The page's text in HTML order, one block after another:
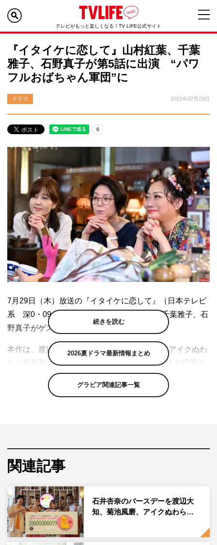
テレビがもっと楽しくなる！TV LIFE公式サイト
『イタイケに恋して』山村紅葉、千葉
雅子、石野真子が第5話に出演 “パワ
フルおばちゃん軍団”に
ドラマ 2021年07月23日
7月29日（木）放送の『イタイケに恋して』（日本テレビ
系 深0・09～1・04）の第5話に山村紅葉、千葉雅子、石
野真子がゲスト出演することが決定した。
本作は、渡辺大知、菊池風磨（Sexy Zone）、アイクぬわ
ら（超新塾）が演じる不器用でモテない男子3人が恋愛イ
ンフルエンサーの助手となり、恋のキューピッドとして奮
闘するラブコメディ。3人は教会を改修したシェアハウス
に、それぞれが想いを寄せていた“充ちゃん”を巻き込んで
なお、TVerでは、これまでに放送された1～4話を7月29日
まで一挙見逃し配信している。
『イタイケに恋して』
続きを読む
2026夏ドラマ最新情報まとめ
グラビア関連記事一覧
関連記事
石井杏奈のバースデーを渡辺大
知、菊池風磨、アイクぬわら…